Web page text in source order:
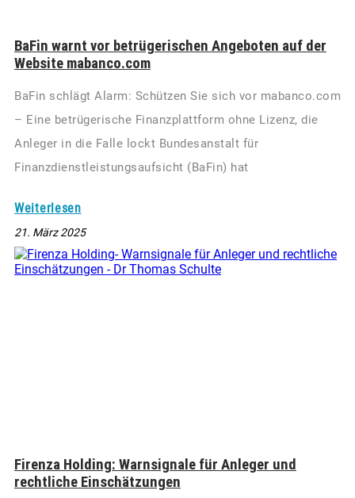
BaFin warnt vor betrügerischen Angeboten auf der
Website mabanco.com
BaFin schlägt Alarm: Schützen Sie sich vor mabanco.com
– Eine betrügerische Finanzplattform ohne Lizenz, die
Anleger in die Falle lockt Bundesanstalt für
Finanzdienstleistungsaufsicht (BaFin) hat
Weiterlesen
21. März 2025
Firenza Holding: Warnsignale für Anleger und
rechtliche Einschätzungen